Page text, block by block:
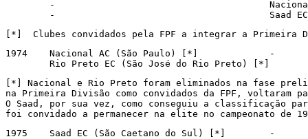
-
[*]  Clubes convidados pela FPF a integrar a Primeira
1974	Nacional AC (São Paulo) [*]             -
	Rio Preto EC (São José do Rio Preto) [*]
[*] Nacional e Rio Preto foram eliminados na fase
na Primeira Divisão como convidados da FPF, voltaram
O Saad, por sua vez, como conseguiu a classificação
foi convidado a permanecer na elite no campeonato de
1975	Saad EC (São Caetano do Sul) [*]        -